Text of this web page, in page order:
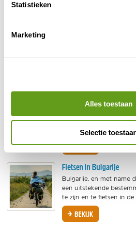
Statistieken
Marketing
Alles toestaan
Selectie
Slowakije is onontdekt
Donau-fietspad tussen
Fietsen in Schotland
verken je sneller dan te
landschap en geniet je
BEKIJK
Fietsen in Bulgarije
Bulgarije, en met name
een uitstekende
te zijn en te fietsen in de
BEKIJK